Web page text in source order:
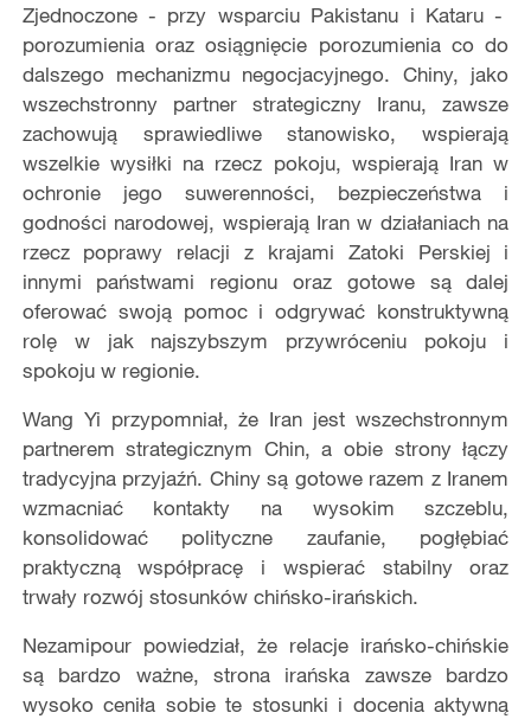
Zjednoczone - przy wsparciu Pakistanu i Kataru -
porozumienia oraz osiągnięcie porozumienia co do
dalszego mechanizmu negocjacyjnego. Chiny, jako
wszechstronny partner strategiczny Iranu, zawsze
zachowują sprawiedliwe stanowisko, wspierają
wszelkie wysiłki na rzecz pokoju, wspierają Iran w
ochronie jego suwerenności, bezpieczeństwa i
godności narodowej, wspierają Iran w działaniach na
rzecz poprawy relacji z krajami Zatoki Perskiej i
innymi państwami regionu oraz gotowe są dalej
oferować swoją pomoc i odgrywać konstruktywną
rolę w jak najszybszym przywróceniu pokoju i
spokoju w regionie.
Wang Yi przypomniał, że Iran jest wszechstronnym
partnerem strategicznym Chin, a obie strony łączy
tradycyjna przyjaźń. Chiny są gotowe razem z Iranem
wzmacniać kontakty na wysokim szczeblu,
konsolidować polityczne zaufanie, pogłębiać
praktyczną współpracę i wspierać stabilny oraz
trwały rozwój stosunków chińsko-irańskich.
Nezamipour powiedział, że relacje irańsko-chińskie
są bardzo ważne, strona irańska zawsze bardzo
wysoko ceniła sobie te stosunki i docenia aktywną